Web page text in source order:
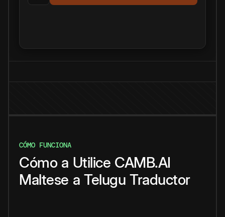
CÓMO FUNCIONA
Cómo a Utilice CAMB.AI
Maltese a Telugu Traductor